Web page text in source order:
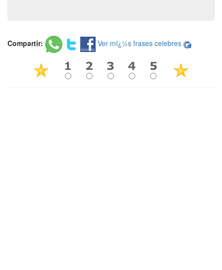
Compartir: Ver mï¿½s frases celebres